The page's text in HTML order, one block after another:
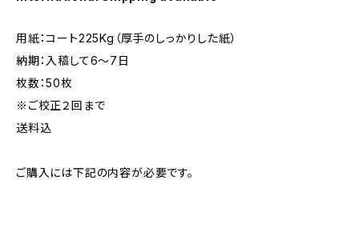
用紙：コート225Kg（厚手のしっかりした紙）
納期：入稿して6～7日
枚数：50枚
※ご校正２回まで
送料込
ご購入には下記の内容が必要です。